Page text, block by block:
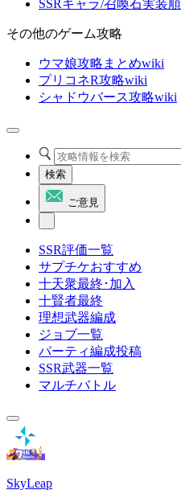
SSRキャラ/召喚石実装順
その他のゲーム攻略
ウマ娘攻略まとめwiki
プリコネR攻略wiki
シャドウバース攻略wiki
検索
ご意見
SSR評価一覧
サプチケおすすめ
十天衆最終･加入
十賢者最終
理想武器編成
ジョブ一覧
パーティ編成投稿
SSR武器一覧
マルチバトル
SkyLeap